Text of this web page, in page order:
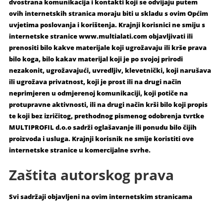
dvostrana komunikacija i kontakti koji se odvijaju putem
ovih internetskih stranica moraju biti u skladu s ovim Općim
uvjetima poslovanja i korištenja. Krajnji korisnici ne smiju s
internetske stranice www.multialati.com objavljivati ili
prenositi bilo kakve materijale koji ugrožavaju ili krše prava
bilo koga, bilo kakav materijal koji je po svojoj prirodi
nezakonit, ugrožavajući, uvredljiv, klevetnički, koji narušava
ili ugrožava privatnost, koji je prost ili na drugi način
neprimjeren u odmjerenoj komunikaciji, koji potiče na
protupravne aktivnosti, ili na drugi način krši bilo koji propis
te koji bez izričitog, prethodnog pismenog odobrenja tvrtke
MULTIPROFIL d.o.o sadrži oglašavanje ili ponudu bilo čijih
proizvoda i usluga. Krajnji korisnik ne smije koristiti ove
internetske stranice u komercijalne svrhe.
Zaštita autorskog prava
Svi sadržaji objavljeni na ovim internetskim stranicama